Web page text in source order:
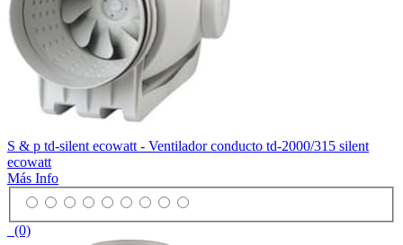
S & p td-silent ecowatt - Ventilador conducto td-2000/315 silent
ecowatt
Más Info
(0)